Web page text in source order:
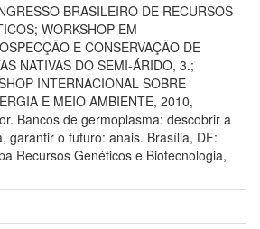
BRASILEIRO DE RECURSOS
WORKSHOP EM
E CONSERVAÇÃO DE
NATIVAS DO SEMI-ÁRIDO, 3.;
INTERNACIONAL SOBRE
E MEIO AMBIENTE, 2010,
Bancos de germoplasma: descobrir a
garantir o futuro: anais. Brasília, DF:
Recursos Genéticos e Biotecnologia,